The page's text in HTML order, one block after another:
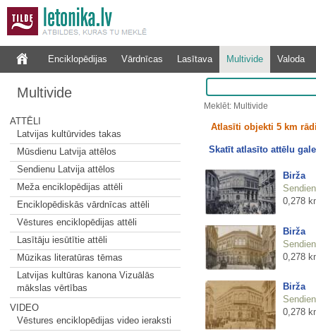
Enciklopēdijas Vārdnīcas Lasītava Multivide Valoda
Multivide
ATTĒLI
Latvijas kultūrvides takas
Mūsdienu Latvija attēlos
Sendienu Latvija attēlos
Meža enciklopēdijas attēli
Enciklopēdiskās vārdnīcas attēli
Vēstures enciklopēdijas attēli
Lasītāju iesūtītie attēli
Mūzikas literatūras tēmas
Latvijas kultūras kanona Vizuālās
mākslas vērtības
VIDEO
Vēstures enciklopēdijas video ieraksti
Meklēt: Multivide
Atlasīti objekti 5 km
Skatīt atlasīto attēlu
Birža
0,278
Birža
0,278
Birža
0,278